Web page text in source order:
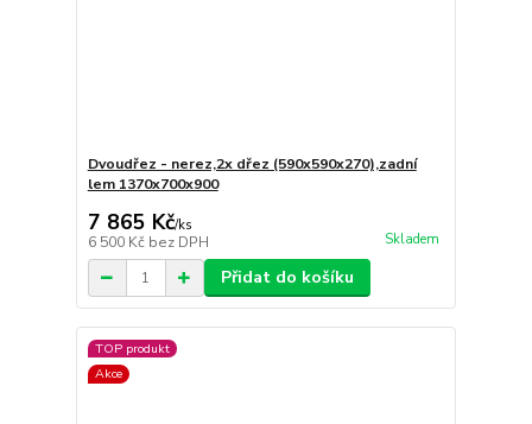
Dvoudřez - nerez,2x dřez (590x590x270),zadní
lem 1370x700x900
7 865 Kč/ks
6 500 Kč bez DPH Skladem
Přidat do košíku
TOP produkt
Akce